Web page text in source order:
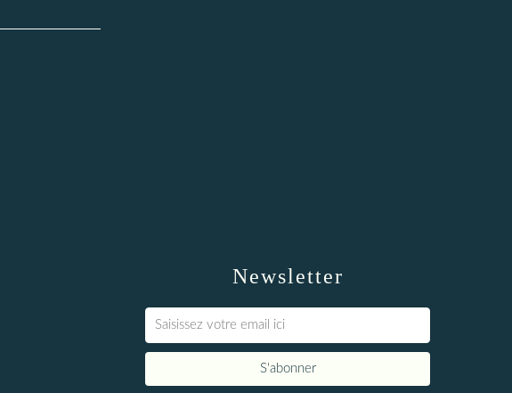
Newsletter